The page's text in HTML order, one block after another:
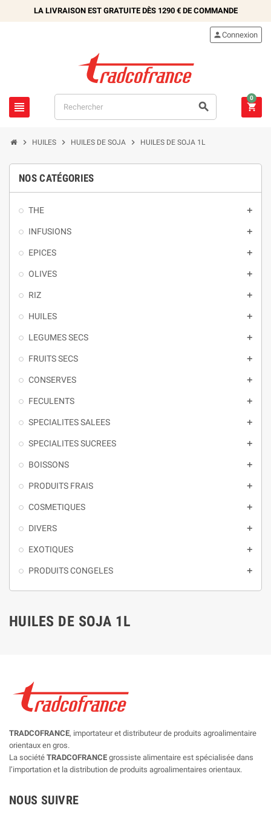
LA LIVRAISON EST GRATUITE DÈS 1290 €DE COMMANDE
 
Connexion

0
 HUILES  HUILES DE SOJA  HUILES DE SOJA 1L
NOS CATÉGORIES
THE 
INFUSIONS 
EPICES 
OLIVES 
RIZ 
HUILES 
LEGUMES SECS 
FRUITS SECS 
CONSERVES 
FECULENTS 
SPECIALITES SALEES 
SPECIALITES SUCREES 
BOISSONS 
PRODUITS FRAIS 
COSMETIQUES 
DIVERS 
EXOTIQUES 
PRODUITS CONGELES 
HUILES DE SOJA 1L
TRADCOFRANCE, importateur et distributeur de produits agroalimentaire
orientaux en gros.
La société TRADCOFRANCE grossiste alimentaire est spécialisée dans
l’importation et la distribution de produits agroalimentaires orientaux.
NOUS SUIVRE